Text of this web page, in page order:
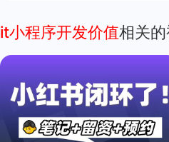
it小程序开发价值相关